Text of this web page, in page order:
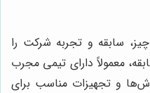
سابقه و تجربه شرکت را
معمولاً دارای تیمی مجرب
و تجهیزات مناسب برای